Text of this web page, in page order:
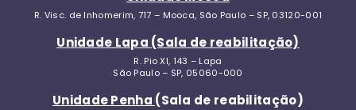
R. Visc. de Inhomerim, 717 – Mooca, São Paulo – SP, 03120-001
Unidade Lapa (Sala de reabilitação)
R. Pio XI, 143 – Lapa
São Paulo – SP, 05060-000
Unidade Penha (Sala de reabilitação)